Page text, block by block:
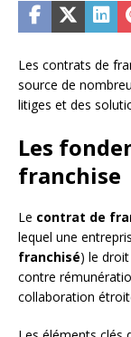
Les contrats de
source de
litiges et des
Les
franchise
Le contrat de
lequel une
franchisé) le
contre
collaboration